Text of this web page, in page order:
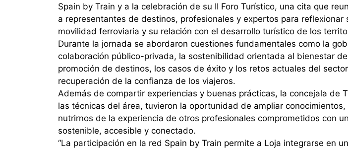
Spain by Train y a la celebración de su II Foro Turístico, una cita que
a representantes de destinos, profesionales y expertos para reflexionar
movilidad ferroviaria y su relación con el desarrollo turístico de los
Durante la jornada se abordaron cuestiones fundamentales como la
colaboración público-privada, la sostenibilidad orientada al bienestar
promoción de destinos, los casos de éxito y los retos actuales del
recuperación de la confianza de los viajeros.
Además de compartir experiencias y buenas prácticas, la concejala de
las técnicas del área, tuvieron la oportunidad de ampliar
nutrirnos de la experiencia de otros profesionales comprometidos con
sostenible, accesible y conectado.
“La participación en la red Spain by Train permite a Loja integrarse en